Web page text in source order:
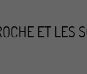
ET LES